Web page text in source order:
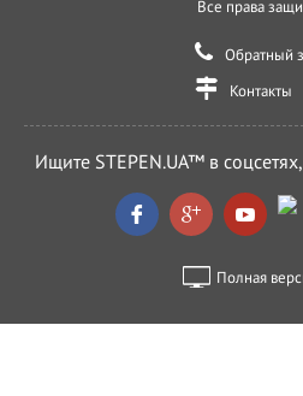
Все права
Обратный
Контакты
Ищите STEPEN.UA™ в
Полная